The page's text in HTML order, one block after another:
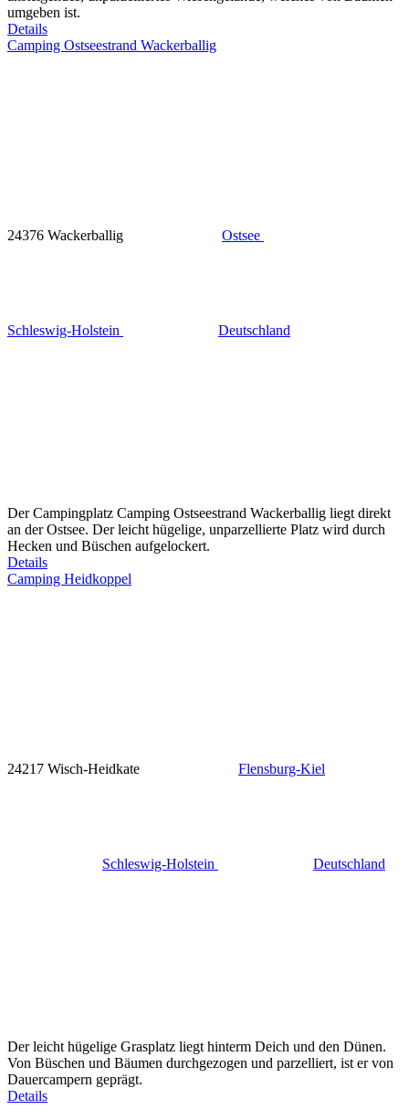
umgeben ist.
Details
Camping Ostseestrand Wackerballig
24376 Wackerballig Ostsee
Schleswig-Holstein Deutschland
Der Campingplatz Camping Ostseestrand Wackerballig liegt direkt
an der Ostsee. Der leicht hügelige, unparzellierte Platz wird durch
Hecken und Büschen aufgelockert.
Details
Camping Heidkoppel
24217 Wisch-Heidkate Flensburg-Kiel
Schleswig-Holstein Deutschland
Der leicht hügelige Grasplatz liegt hinterm Deich und den Dünen.
Von Büschen und Bäumen durchgezogen und parzelliert, ist er von
Dauercampern geprägt.
Details